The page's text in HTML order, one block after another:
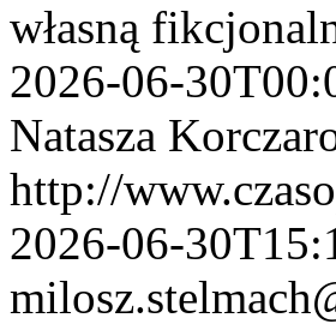
własną
2026-06-
Natasza
http://
2026-06-